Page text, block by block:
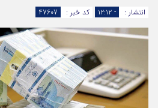
انتشار : - ۱۲:۱۲ کد خبر : 47607